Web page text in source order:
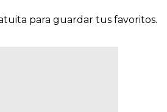
para guardar tus favoritos.